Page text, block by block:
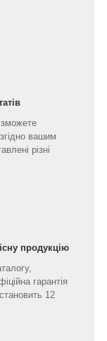
зможете
вашим
різні
продукцію
гарантія
12